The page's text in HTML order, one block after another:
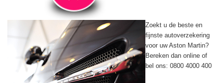
Zoekt u de beste en
fijnste autoverzekering
voor uw Aston Martin?
Bereken dan online of
bel ons: 0800 4000 400